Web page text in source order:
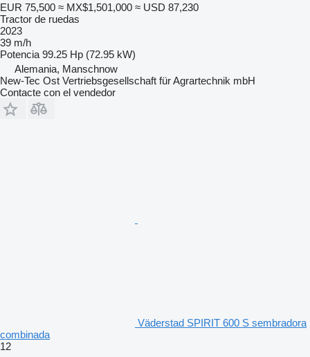
EUR 75,500 ≈ MX$1,501,000 ≈ USD 87,230
Tractor de ruedas
2023
39 m/h
Potencia 99.25 Hp (72.95 kW)
Alemania, Manschnow
New-Tec Ost Vertriebsgesellschaft für Agrartechnik mbH
Contacte con el vendedor
Väderstad SPIRIT 600 S sembradora
combinada
12